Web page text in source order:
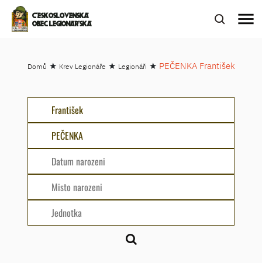
ČESKOSLOVENSKÁ
OBEC LEGIONÁŘSKÁ
menu
Domů ★ Krev Legionáře ★ Legionáři ★ PEČENKA František